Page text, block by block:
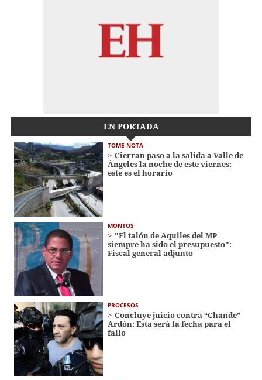
EN PORTADA
TOME NOTA
Cierran paso a la salida a Valle de
Ángeles la noche de este viernes:
este es el horario
MONTOS
"El talón de Aquiles del MP
siempre ha sido el presupuesto":
Fiscal general adjunto
PROCESOS
Concluye juicio contra “Chande”
Ardón: Esta será la fecha para el
fallo